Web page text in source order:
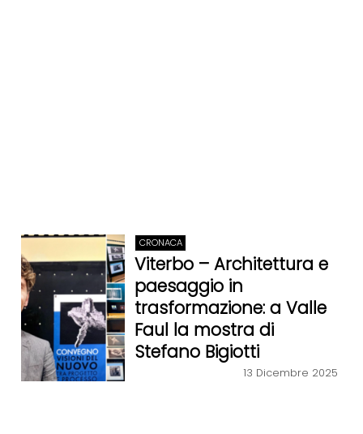
CRONACA
Viterbo – Architettura e
paesaggio in
trasformazione: a Valle
Faul la mostra di
Stefano Bigiotti
13 Dicembre 2025